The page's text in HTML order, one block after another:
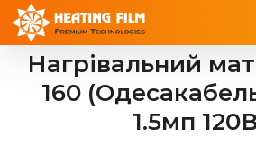
Skip
contentНагрівальний
160
1.5мп